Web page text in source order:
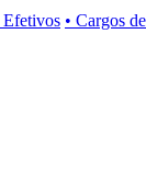
Efetivos • Cargos